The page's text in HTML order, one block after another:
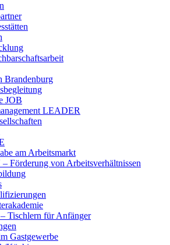
Brandenburg
JOB
LEADER
am Arbeitsmarkt
– Förderung von Arbeitsverhältnissen
Tischlern für Anfänger
Gastgewerbe